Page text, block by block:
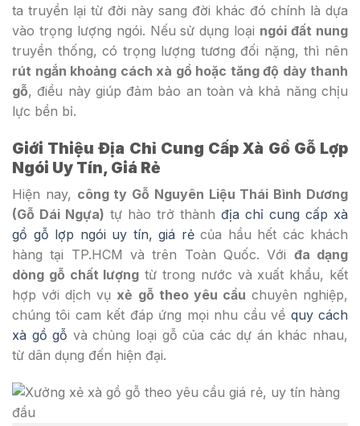
ta truyền lại từ đời này sang đời khác đó chính là dựa
vào trọng lượng ngói. Nếu sử dụng loại ngói đất nung
truyền thống, có trọng lượng tương đối nặng, thì nên
rút ngắn khoảng cách xà gồ hoặc tăng độ dày thanh
gỗ, điều này giúp đảm bảo an toàn và khả năng chịu
lực bền bỉ.
Giới Thiệu Địa Chỉ Cung Cấp Xà Gồ Gỗ Lợp
Ngói Uy Tín, Giá Rẻ
Hiện nay, công ty Gỗ Nguyên Liệu Thái Bình Dương
(Gỗ Dái Ngựa) tự hào trở thành địa chỉ cung cấp xà
gồ gỗ lợp ngói uy tín, giá rẻcủa hầu hết các khách
hàng tại TP.HCM và trên Toàn Quốc. Với đa dạng
dòng gỗ chất lượng từ trong nước và xuất khẩu, kết
hợp với dịch vụ xẻ gỗ theo yêu cầu chuyên nghiệp,
chúng tôi cam kết đáp ứng mọi nhu cầu về quy cách
xà gồ gỗ và chủng loại gỗ của các dự án khác nhau,
từ dân dụng đến hiện đại.